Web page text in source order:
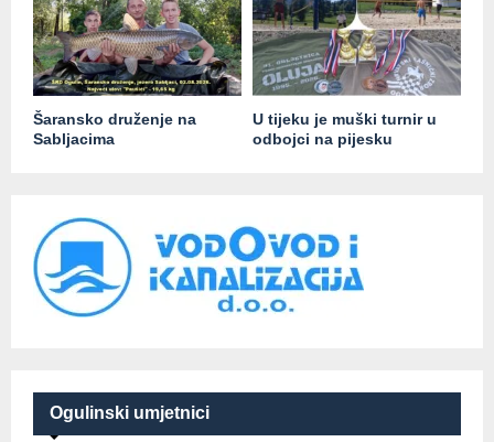
Šaransko druženje na
Sabljacima
U tijeku je muški turnir u
odbojci na pijesku
Ogulinski umjetnici